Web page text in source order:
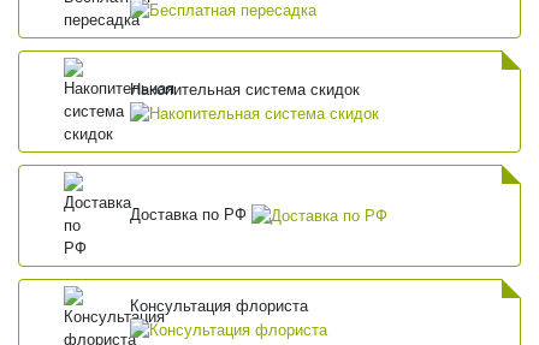
Накопительная система скидок
Доставка по РФ
Консультация флориста